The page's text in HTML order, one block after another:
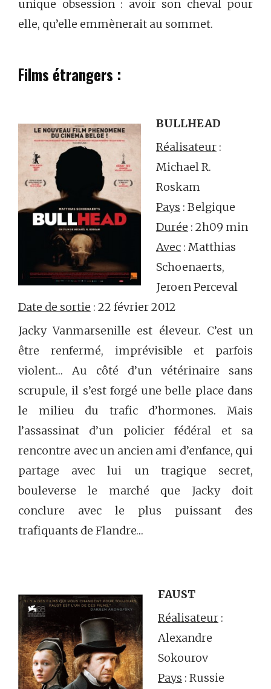
unique obsession : avoir son cheval pour
elle, qu’elle emmènerait au sommet.
Films étrangers :
BULLHEAD
Réalisateur :
Michael R.
Roskam
Pays : Belgique
Durée : 2h09 min
Avec : Matthias
Schoenaerts,
Jeroen Perceval
Date de sortie : 22 février 2012
Jacky Vanmarsenille est éleveur. C’est un
être renfermé, imprévisible et parfois
violent… Au côté d’un vétérinaire sans
scrupule, il s’est forgé une belle place dans
le milieu du trafic d’hormones. Mais
l’assassinat d’un policier fédéral et sa
rencontre avec un ancien ami d’enfance, qui
partage avec lui un tragique secret,
bouleverse le marché que Jacky doit
conclure avec le plus puissant des
trafiquants de Flandre…
FAUST
Réalisateur :
Alexandre
Sokourov
Pays : Russie